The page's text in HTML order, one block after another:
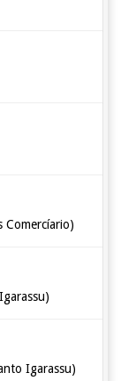
Comercíario)
Igarassu)